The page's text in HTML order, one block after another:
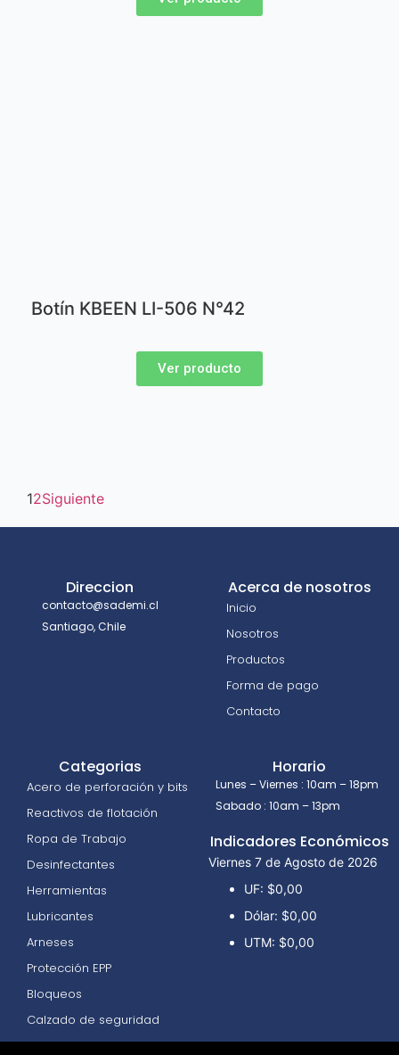
Botín KBEEN LI-506 N°42
Ver producto
12Siguiente
Direccion
contacto@sademi.cl
Santiago, Chile
Acerca de nosotros
Inicio
Nosotros
Productos
Forma de pago
Contacto
Categorias
Acero de perforación y bits
Reactivos de flotación
Ropa de Trabajo
Desinfectantes
Herramientas
Lubricantes
Arneses
Protección EPP
Bloqueos
Calzado de seguridad
Horario
Lunes – Viernes : 10am – 18pm
Sabado : 10am – 13pm
Indicadores Económicos
Viernes 7 de Agosto de 2026
UF: $0,00
Dólar: $0,00
UTM: $0,00